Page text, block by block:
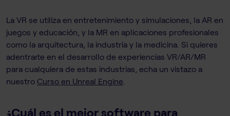
La VR se utiliza en entretenimiento y simulaciones, la AR en
juegos y educación, y la MR en aplicaciones profesionales
como la arquitectura, la industria y la medicina. Si quieres
adentrarte en el desarrollo de experiencias VR/AR/MR
para cualquiera de estas industrias, echa un vistazo a
nuestro Curso en Unreal Engine
¿Cuál es el mejor software para